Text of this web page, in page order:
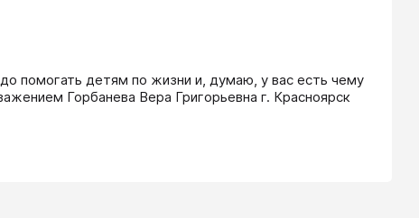
помогать детям по жизни и, думаю, у вас есть чему
Горбанева Вера Григорьевна г. Красноярск